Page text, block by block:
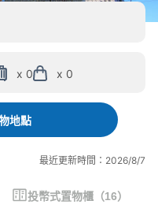
x 0 x 0
地點
最近更新時間：2026/8/7
投幣式置物櫃 （16）